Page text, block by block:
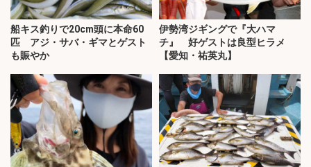
船キス釣りで20cm頭に本命60
匹 アジ・サバ・ギマとゲスト
も賑やか
伊勢湾ジギングで『大ハマ
チ』 好ゲストは良型ヒラメ
【愛知・祐英丸】